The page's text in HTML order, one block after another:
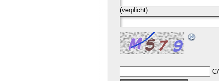
(verplicht)